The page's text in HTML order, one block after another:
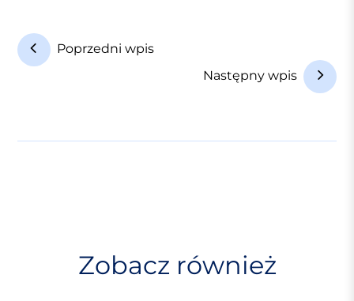
N
a
g
Poprzedni wpis
Następny wpis
Zobacz również